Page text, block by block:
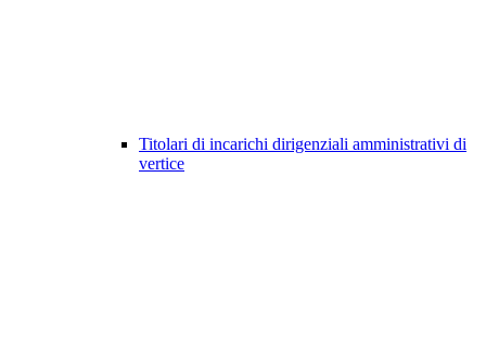
Titolari di incarichi dirigenziali amministrativi di
vertice